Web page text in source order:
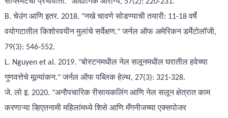
B. चेउंग आणि इतर. 2018. "नखे चावणे सोडण्याची तयारी: 11-18 वर्षे
वयोगटातील किशोरवयीन मुलांचे सर्वेक्षण." जर्नल ऑफ अमेरिकन डर्मेटोलॉजी,
79(3): 546-552.
L. Nguyen et al. 2019. "बोस्टनमधील नेल सलूनमधील घरातील हवेच्या
गुणवत्तेचे मूल्यांकन." जर्नल ऑफ पब्लिक हेल्थ, 27(3): 321-328.
जे. लो इ. 2020. "अनौपचारिक रीसायकलिंग आणि नेल सलून क्षेत्रात काम
करणाऱ्या व्हिएतनामी महिलांमध्ये शिसे आणि मँगनीजच्या एक्सपोजर